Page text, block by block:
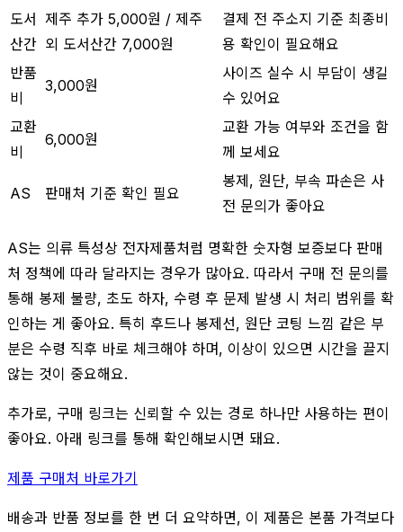
도서
산간
제주 추가 5,000원 / 제주
외 도서산간 7,000원
결제 전 주소지 기준 최종비
용 확인이 필요해요
반품
비
3,000원
사이즈 실수 시 부담이 생길
수 있어요
교환
비
6,000원
교환 가능 여부와 조건을 함
께 보세요
AS 판매처 기준 확인 필요
봉제, 원단, 부속 파손은 사
전 문의가 좋아요
AS는 의류 특성상 전자제품처럼 명확한 숫자형 보증보다 판매
처 정책에 따라 달라지는 경우가 많아요. 따라서 구매 전 문의를
통해 봉제 불량, 초도 하자, 수령 후 문제 발생 시 처리 범위를 확
인하는 게 좋아요. 특히 후드나 봉제선, 원단 코팅 느낌 같은 부
분은 수령 직후 바로 체크해야 하며, 이상이 있으면 시간을 끌지
않는 것이 중요해요.
추가로, 구매 링크는 신뢰할 수 있는 경로 하나만 사용하는 편이
좋아요. 아래 링크를 통해 확인해보시면 돼요.
제품 구매처 바로가기
배송과 반품 정보를 한 번 더 요약하면, 이 제품은 본품 가격보다